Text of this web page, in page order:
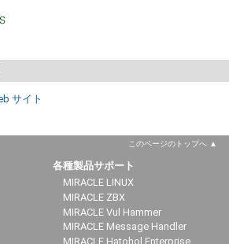
サイト
このページのトップへ
各種製品サポート
MIRACLE LINUX
MIRACLE ZBX
MIRACLE Vul Hammer
MIRACLE Message Handler
MIRACLE Hatohol Enterprise